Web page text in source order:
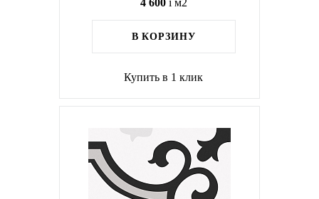
4 600 i м2
В КОРЗИНУ
Купить в 1 клик